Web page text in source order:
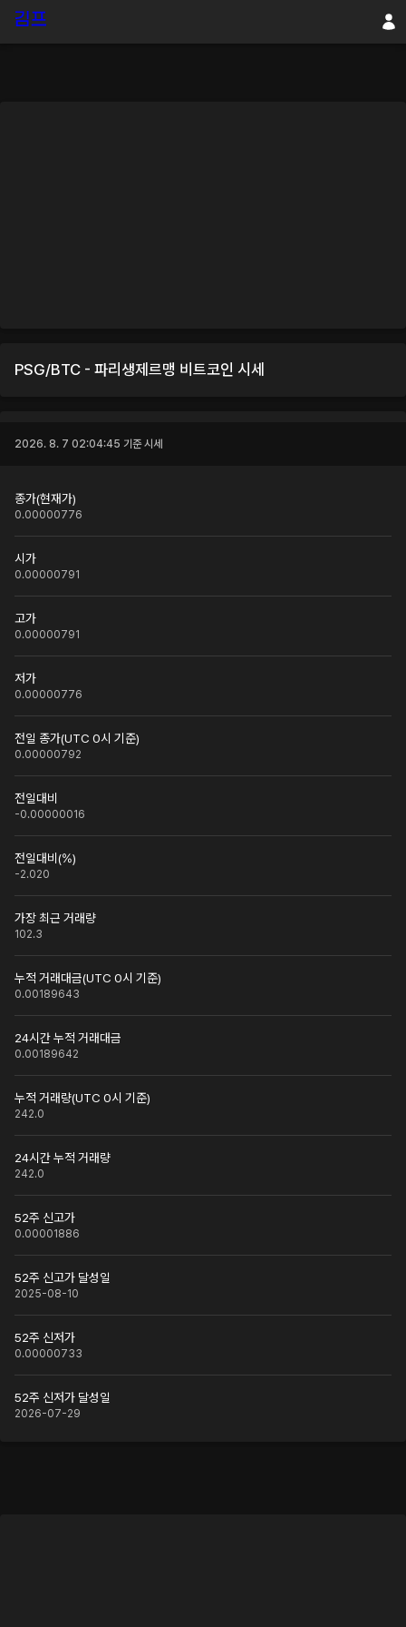
PSG/BTC - 파리생제르맹 비트코인 시세
2026. 8. 7 02:04:45 기준 시세
종가(현재가)
0.00000776
시가
0.00000791
고가
0.00000791
저가
0.00000776
전일 종가(UTC 0시 기준)
0.00000792
전일대비
-0.00000016
전일대비(%)
-2.020
가장 최근 거래량
102.3
누적 거래대금(UTC 0시 기준)
0.00189643
24시간 누적 거래대금
0.00189642
누적 거래량(UTC 0시 기준)
242.0
24시간 누적 거래량
242.0
52주 신고가
0.00001886
52주 신고가 달성일
2025-08-10
52주 신저가
0.00000733
52주 신저가 달성일
2026-07-29